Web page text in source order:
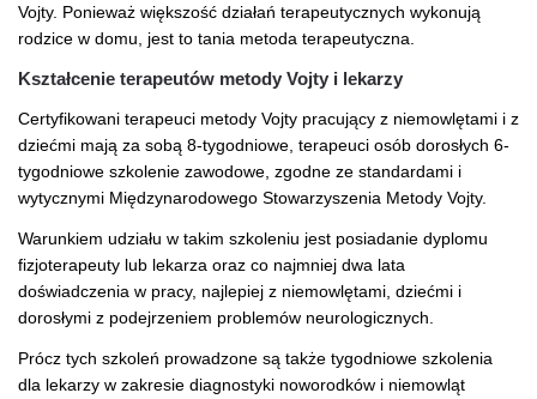
Vojty. Ponieważ większość działań terapeutycznych wykonują
rodzice w domu, jest to tania metoda terapeutyczna.
Kształcenie terapeutów metody Vojty i lekarzy
Certyfikowani terapeuci metody Vojty pracujący z niemowlętami i z
dziećmi mają za sobą 8-tygodniowe, terapeuci osób dorosłych 6-
tygodniowe szkolenie zawodowe, zgodne ze standardami i
wytycznymi Międzynarodowego Stowarzyszenia Metody Vojty.
Warunkiem udziału w takim szkoleniu jest posiadanie dyplomu
fizjoterapeuty lub lekarza oraz co najmniej dwa lata
doświadczenia w pracy, najlepiej z niemowlętami, dziećmi i
dorosłymi z podejrzeniem problemów neurologicznych.
Prócz tych szkoleń prowadzone są także tygodniowe szkolenia
dla lekarzy w zakresie diagnostyki noworodków i niemowląt